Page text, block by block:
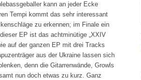
kann an jeder Ecke
Tempi kommt das sehr interessant
zu erkennen; im Finale ein
EP ist das achtminütige „XXIV
auf der ganzen EP mit drei Tracks
aus der Ukraine lassen sich
denn die Gitarrenwände, Growls
nun doch etwas zu kurz. Ganz